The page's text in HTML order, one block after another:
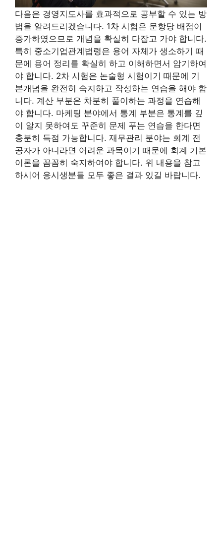
다음은 경영지도사를 효과적으로 공부할 수 있는 방
법을 알려드리겠습니다. 1차 시험은 문항당 배점이
증가하였으므로 개념을 확실히 다잡고 가야 합니다.
특히 중소기업관계법령은 용어 자체가 생소하기 때
문에 용어 정리를 확실히 하고 이해하면서 암기하여
야 합니다. 2차 시험은 논술형 시험이기 때문에 기
본개념을 완전히 숙지하고 작성하는 연습을 해야 합
니다. 계산 부분은 차분히 풀이하는 과정을 연습해
야 합니다. 마케팅 분야에서 통계 부분은 통계를 깊
이 알지 못하여도 꾸준히 문제 푸는 연습을 한다면
충분히 득점 가능합니다. 재무관리 분야는 회계 전
공자가 아니라면 어려운 과목이기 때문에 회계 기본
이론을 꼼꼼히 숙지하여야 합니다. 위 내용을 참고
하시어 응시생분들 모두 좋은 결과 있길 바랍니다.